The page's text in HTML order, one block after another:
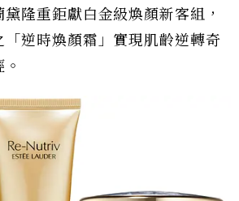
隆重鉅獻白金級煥顏新客組，
逆時煥顏霜」實現肌齡逆轉奇